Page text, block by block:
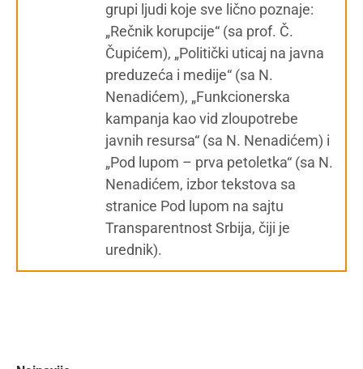
grupi ljudi koje sve lično poznaje:
„Rečnik korupcije“ (sa prof. Č.
Čupićem), „Politički uticaj na javna
preduzeća i medije“ (sa N.
Nenadićem), „Funkcionerska
kampanja kao vid zloupotrebe
javnih resursa“ (sa N. Nenadićem) i
„Pod lupom – prva petoletka“ (sa N.
Nenadićem, izbor tekstova sa
stranice Pod lupom na sajtu
Transparentnost Srbija, čiji je
urednik).